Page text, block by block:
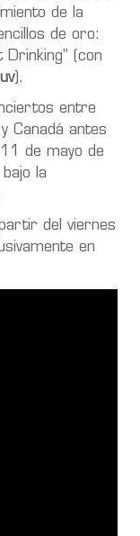
de la
de oro:
Drinking" (con
).
entre
Canadá antes
de mayo de
bajo la
del viernes
en